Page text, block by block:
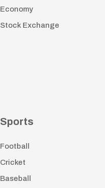
Economy
Stock Exchange
Sports
Football
Cricket
Baseball